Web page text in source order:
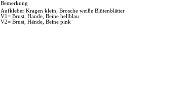
Bemerkung
Aufkleber Kragen klein; Brosche weiße Blütenblätter
V1= Brust, Hände, Beine hellblau
V2= Brust, Hände, Beine pink